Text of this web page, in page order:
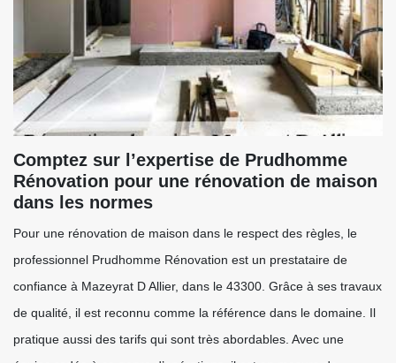
Comptez sur l’expertise de Prudhomme
Rénovation pour une rénovation de maison
dans les normes
Pour une rénovation de maison dans le respect des règles, le
professionnel Prudhomme Rénovation est un prestataire de
confiance à Mazeyrat D Allier, dans le 43300. Grâce à ses travaux
de qualité, il est reconnu comme la référence dans le domaine. Il
pratique aussi des tarifs qui sont très abordables. Avec une